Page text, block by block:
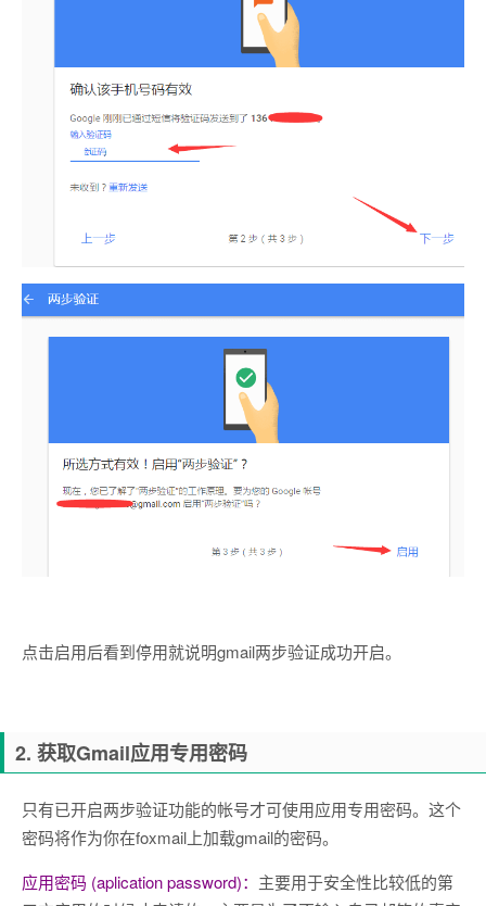
点击启用后看到停用就说明gmail两步验证成功开启。
2. 获取Gmail应用专用密码
只有已开启两步验证功能的帐号才可使用应用专用密码。这个
密码将作为你在foxmail上加载gmail的密码。
应用密码 (aplication password)： 主要用于安全性比较低的第